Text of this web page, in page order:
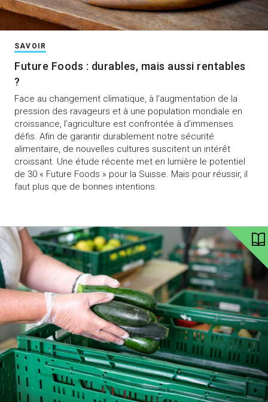
SAVOIR
Future Foods : durables, mais aussi rentables
?
Face au changement climatique, à l’augmentation de la
pression des ravageurs et à une population mondiale en
croissance, l’agriculture est confrontée à d’immenses
défis. Afin de garantir durablement notre sécurité
alimentaire, de nouvelles cultures suscitent un intérêt
croissant. Une étude récente met en lumière le potentiel
de 30 « Future Foods » pour la Suisse. Mais pour réussir, il
faut plus que de bonnes intentions.